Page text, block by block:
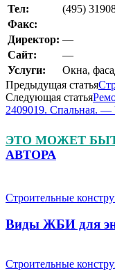
Teл:
(495)
Факс:
Директор: —
Сайт:
—
Услуги:
Окна,
Предыдущая статья
Следующая статья
2409019. Спальная. —
ЭТО МОЖЕТ
АВТОРА
Строительные
Виды ЖБИ для
Строительные